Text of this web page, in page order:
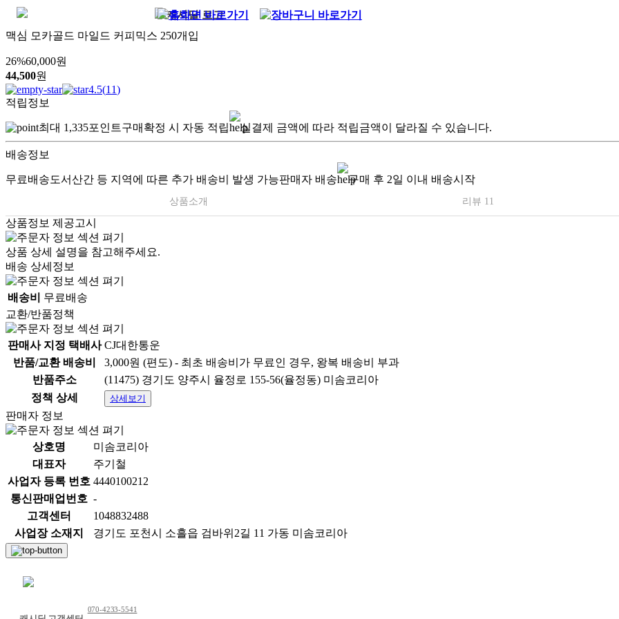
맥심 모카골드 마일드 커피믹스 250개입
26%60,000원
44,500원
4.5(11)
적립정보
최대 1,335포인트구매확정 시 자동 적립 실결제 금액에 따라 적립금액이 달라질 수 있습니다.
배송정보
무료배송도서산간 등 지역에 따른 추가 배송비 발생 가능판매자 배송 구매 후 2일 이내 배송시작
상품소개 리뷰 11
상품정보 제공고시
상품 상세 설명을 참고해주세요.
배송 상세정보
배송비
무료배송
교환/반품정책
판매사 지정 택배사 CJ대한통운
반품/교환 배송비
3,000원 (편도) - 최초 배송비가 무료인 경우, 왕복 배송비 부과
반품주소
(11475) 경기도 양주시 율정로 155-56(율정동) 미솜코리아
정책 상세
상세보기
판매자 정보
상호명
미솜코리아
대표자
주기철
사업자 등록 번호 4440100212
통신판매업번호 -
고객센터
1048832488
사업장 소재지
경기도 포천시 소흘읍 검바위2길 11 가동 미솜코리아
070-4233-5541